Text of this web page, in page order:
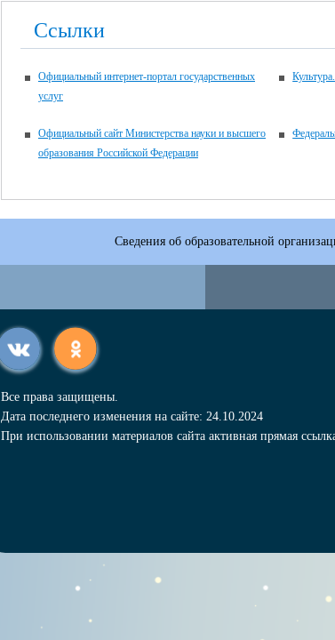
Ссылки
Официальный интернет-портал государственных
услуг
Официальный сайт Министерства науки и высшего
образования Российской Федерации
Сведения об образовательной
Все права защищены.
Дата последнего изменения на сайте: 24.10.2024
При использовании материалов сайта активная прямая